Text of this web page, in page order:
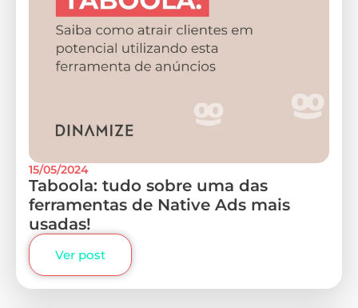
15/05/2024
Taboola: tudo sobre uma das
ferramentas de Native Ads mais
usadas!
Ver post